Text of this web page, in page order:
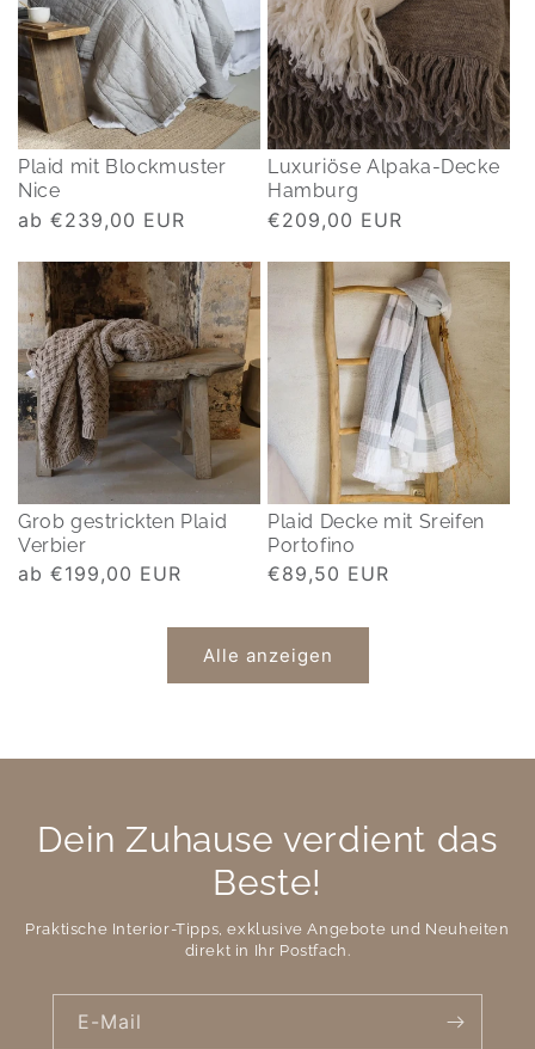
Plaid mit Blockmuster
Nice
Normaler
ab €239,00 EUR
Luxuriöse Alpaka-Decke
Hamburg
Normaler
€209,00 EUR
Grob gestrickten Plaid
Verbier
Normaler
ab €199,00 EUR
Plaid Decke mit Sreifen
Portofino
Normaler
€89,50 EUR
Alle anzeigen
Dein Zuhause verdient das
Beste!
Praktische Interior-Tipps, exklusive Angebote und Neuheiten
direkt in Ihr Postfach.
E-Mail